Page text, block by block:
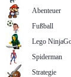
Abenteuer
Fußball
Lego
Spiderman
Strategie